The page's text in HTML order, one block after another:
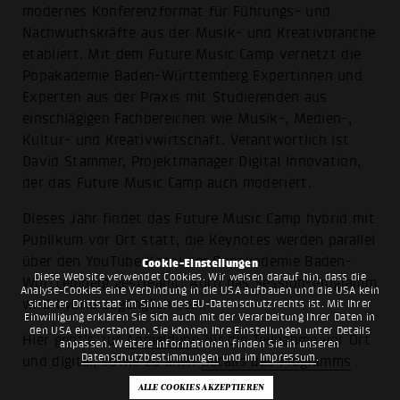
Cookie-Einstellungen
Diese Website verwendet Cookies. Wir weisen darauf hin, dass die
Analyse-Cookies eine Verbindung in die USA aufbauen und die USA kein
sicherer Drittstaat im Sinne des EU-Datenschutzrechts ist. Mit Ihrer
Einwilligung erklären Sie sich auch mit der Verarbeitung Ihrer Daten in
den USA einverstanden. Sie können Ihre Einstellungen unter Details
anpassen. Weitere Informationen finden Sie in unseren
Datenschutzbestimmungenund im Impressum.
modernes Konferenzformat für Führungs- und
Nachwuchskräfte aus der Musik- und Kreativbranche
etabliert. Mit dem Future Music Camp vernetzt die
Popakademie Baden-Württemberg Expertinnen und
Experten aus der Praxis mit Studierenden aus
einschlägigen Fachbereichen wie Musik-, Medien-,
Kultur- und Kreativwirtschaft. Verantwortlich ist
David Stammer, Projektmanager Digital Innovation,
der das Future Music Camp auch moderiert.
Dieses Jahr findet das Future Music Camp hybrid mit
Publikum vor Ort statt, die Keynotes werden parallel
über den YouTube Kanal der Popakademie Baden-
Württemberg gestreamt. Auch das Session-Programm
wird hybrid zugänglich sein.
Hier geht's zurAnmeldungfür die Teilnahme vor Ort
und digital, sowie zu allenDetails des Programms